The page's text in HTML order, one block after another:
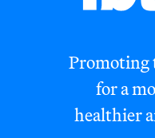
Promoting
for a
healthier